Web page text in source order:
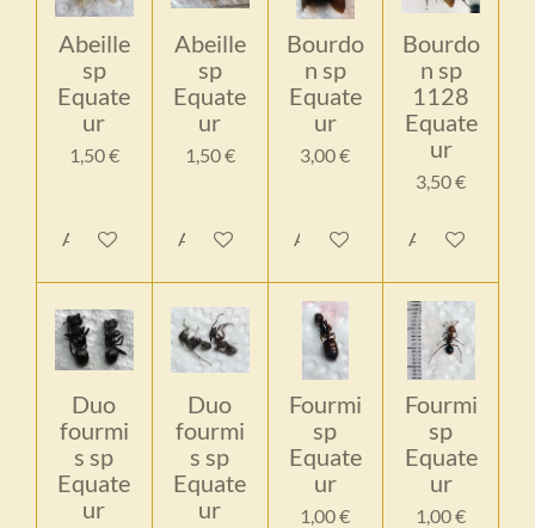
Abeille
sp
Equate
ur
1,50 €
Ajouter au panier
Abeille
sp
Equate
ur
1,50 €
Ajouter au panier
Bourdo
n sp
Equate
ur
3,00 €
Ajouter au panier
Bourdo
n sp
1128
Equate
ur
3,50 €
Ajouter au
Duo
fourmi
s sp
Equate
ur
Duo
fourmi
s sp
Equate
ur
Fourmi
sp
Equate
ur
1,00 €
Fourmi
sp
Equate
ur
1,00 €